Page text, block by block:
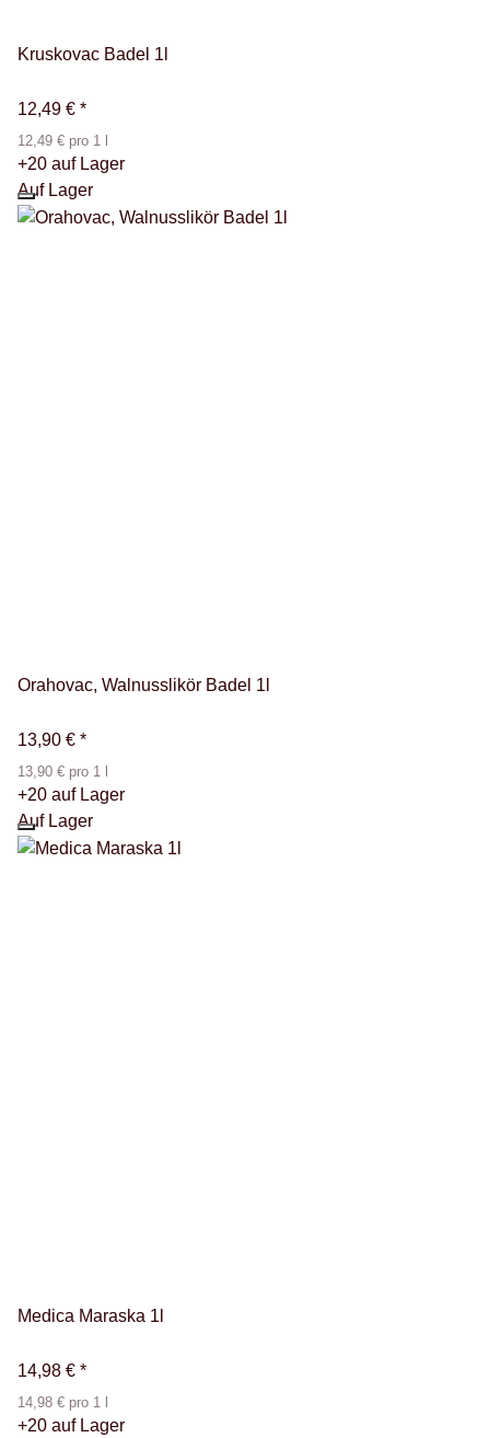
Kruskovac Badel 1l
12,49 € *
12,49 € pro 1 l
+20 auf Lager
Auf Lager
Orahovac, Walnusslikör Badel 1l
13,90 € *
13,90 € pro 1 l
+20 auf Lager
Auf Lager
Medica Maraska 1l
14,98 € *
14,98 € pro 1 l
+20 auf Lager